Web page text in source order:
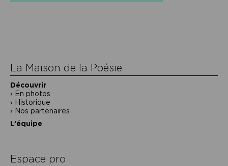
La Maison de la Poésie
Découvrir
En photos
Historique
Nos partenaires
L’équipe
Espace pro